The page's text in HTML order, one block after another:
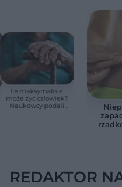
Ile maksymalnie
może żyć człowiek?
Naukowcy podali
REDAKTOR